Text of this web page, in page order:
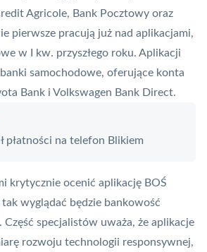
Agricole, Bank Pocztowy oraz
pierwsze pracują już nad aplikacjami,
w I kw. przyszłego roku. Aplikacji
samochodowe, oferujące konta
Bank i Volkswagen Bank Direct.
płatności na telefon Blikiem
krytycznie ocenić aplikację BOŚ
wyglądać będzie bankowość
Część specjalistów uważa, że aplikacje
rozwoju technologii responsywnej,